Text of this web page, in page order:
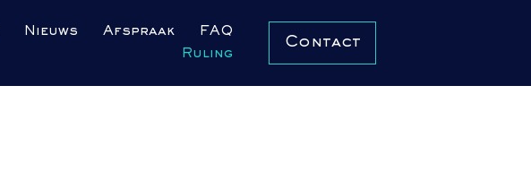
Nieuws Afspraak
FAQ
Ruling
Contact